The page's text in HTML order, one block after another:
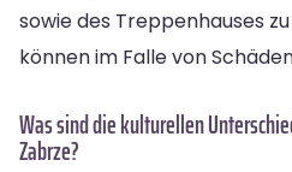
sowie des Treppenhauses
können im Falle von
Was sind die kulturellen
Zabrze?